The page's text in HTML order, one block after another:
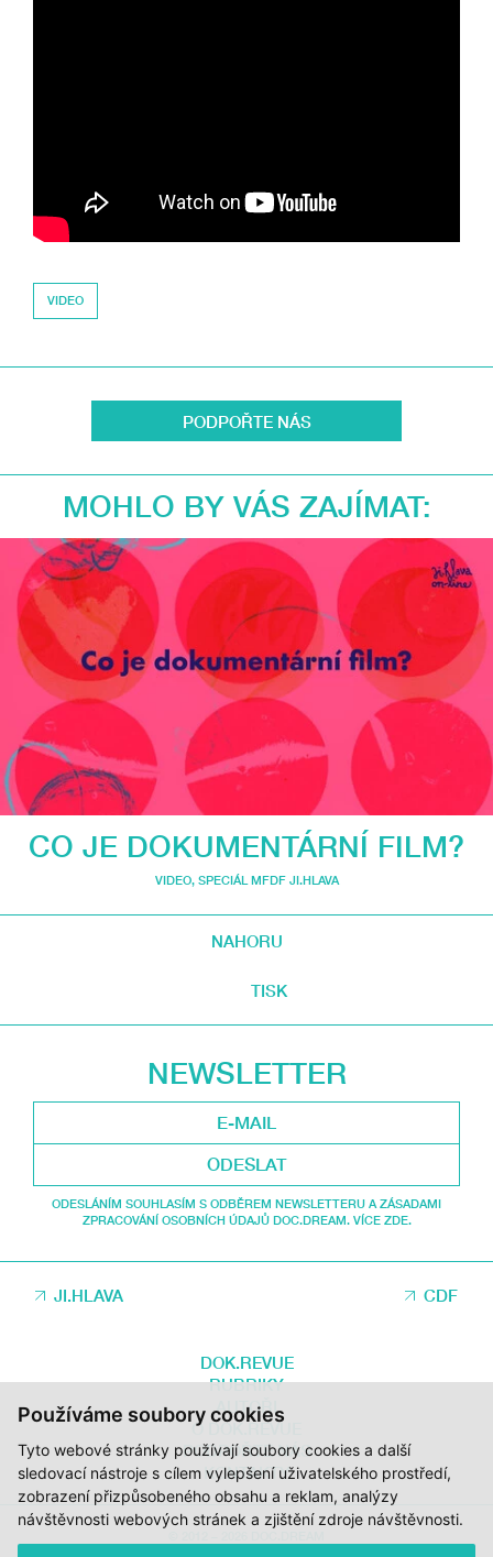
Používáme soubory cookies
Tyto webové stránky používají soubory cookies a další
sledovací nástroje s cílem vylepšení uživatelského prostředí,
zobrazení přizpůsobeného obsahu a reklam, analýzy
návštěvnosti webových stránek a zjištění zdroje návštěvnosti.
VIDEO
PODPOŘTE NÁS
MOHLO BY VÁS ZAJÍMAT:
CO JE DOKUMENTÁRNÍ FILM?
VIDEO, SPECIÁL MFDF JI.HLAVA
NAHORU
TISK
NEWSLETTER
ODESLAT
ODESLÁNÍM SOUHLASÍM S ODBĚREM NEWSLETTERU A ZÁSADAMI
ZPRACOVÁNÍ OSOBNÍCH ÚDAJŮ DOC.DREAM. VÍCE ZDE.
JI.HLAVA CDF
DOK.REVUE
RUBRIKY
AUTOŘI
O DOK.REVUE
PODPOŘTE NÁS
KONTAKTY